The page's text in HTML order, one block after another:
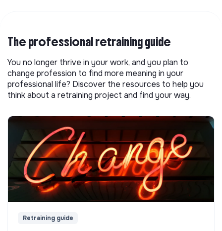
The professional retraining guide
You no longer thrive in your work, and you plan to
change profession to find more meaning in your
professional life? Discover the resources to help you
think about a retraining project and find your way.
Retraining guide